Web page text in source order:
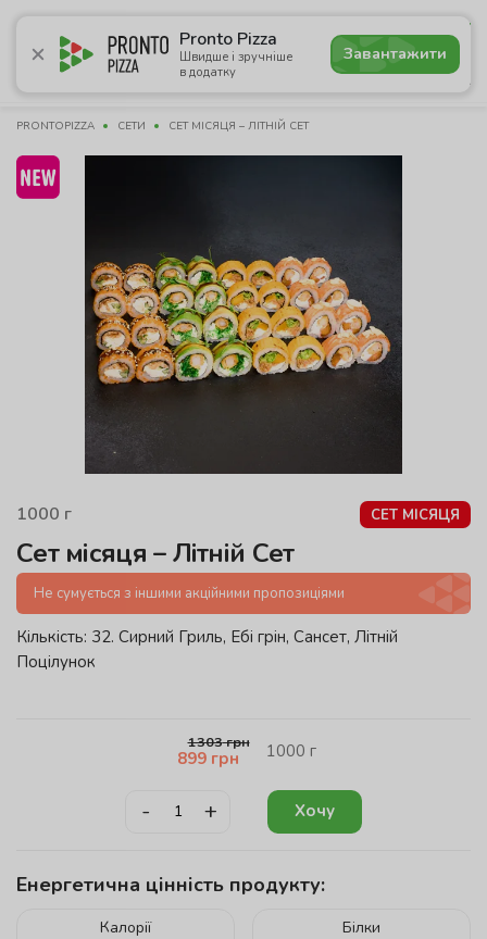
Pronto Pizza
Швидше і зручніше
в додатку
Завантажити
4.7
Акції Піца Суші Сети Сніданки Комбо
PRONTOPIZZA СЕТИ СЕТ МІСЯЦЯ – ЛІТНІЙ СЕТ
1000 г СЕТ МІСЯЦЯ
Сет місяця – Літній Сет
Не сумується з іншими акційними пропозиціями
Кількість: 32. Сирний Гриль, Ебі грін, Сансет, Літній
Поцілунок
1303грн
899грн 1000 г
- + Хочу
Енергетична цінність продукту:
Калорії
Білки